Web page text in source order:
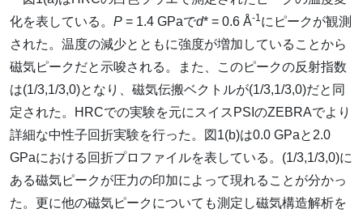
化を表している。 P = 1.4 GPaでd* = 0.6 Å-1にピークが観測
された。温度の減少とともに強度が増加していることから
磁気ピークだと示唆される。また、このピークの反射指数
は(1/3,1/3,0)となり、磁気伝搬ベクトルが(1/3,1/3,0)だと同
定された。HRCでの実験を元にスイスPSIのZEBRAでより
詳細な中性子回折実験を行った。図1(b)は0.0 GPaと2.0
GPaにおける回折プロファイルを表している。(1/3,1/3,0)に
ある磁気ピークが圧力の印加によって現れることが分かっ
た。更に他の磁気ピークについても測定し磁気構造解析を